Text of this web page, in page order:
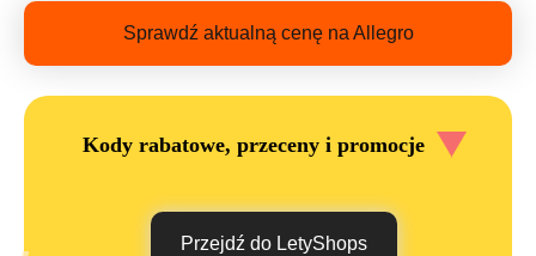
Sprawdź aktualną cenę na Allegro
Kody rabatowe, przeceny i promocje
Przejdź do LetyShops